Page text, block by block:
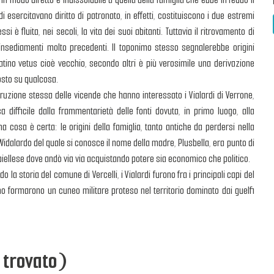
esercitavano diritto di patronato, in effetti, costituiscono i due estremi
è fluita, nei secoli, la vita dei suoi abitanti. Tuttavia il ritrovamento di
molto precedenti. Il toponimo stesso segnalerebbe origini
vetus cioè vecchio, secondo altri è più verosimile una derivazione
su qualcosa.
stessa delle vicende che hanno interessato i Vialardi di Verrone,
dalla frammentarietà delle fonti dovuta, in primo luogo, alla
cosa è certa: le origini della famiglia, tanto antiche da perdersi nella
del quale si conosce il nome della madre, Plusbella, era punto di
dove andò via via acquistando potere sia economico che politico.
la storia del comune di Vercelli, i Vialardi furono fra i principali capi del
formarono un cuneo militare proteso nel territorio dominato dai guelfi
trovato)